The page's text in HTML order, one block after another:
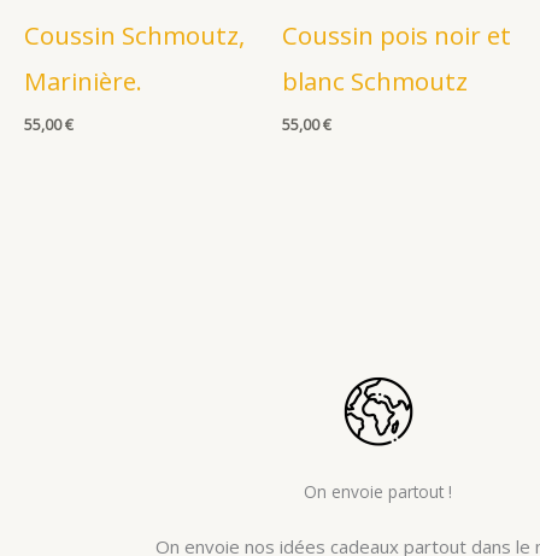
Coussin Schmoutz,
Marinière.
55,00€
Coussin pois noir et
blanc Schmoutz
55,00€
On envoie partout !
On envoie nos idées cadeaux partout dans le